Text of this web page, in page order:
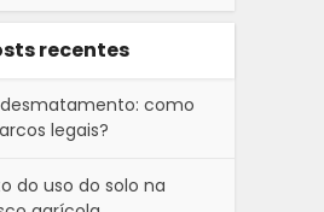
recentes
como
legais?
do uso do solo na